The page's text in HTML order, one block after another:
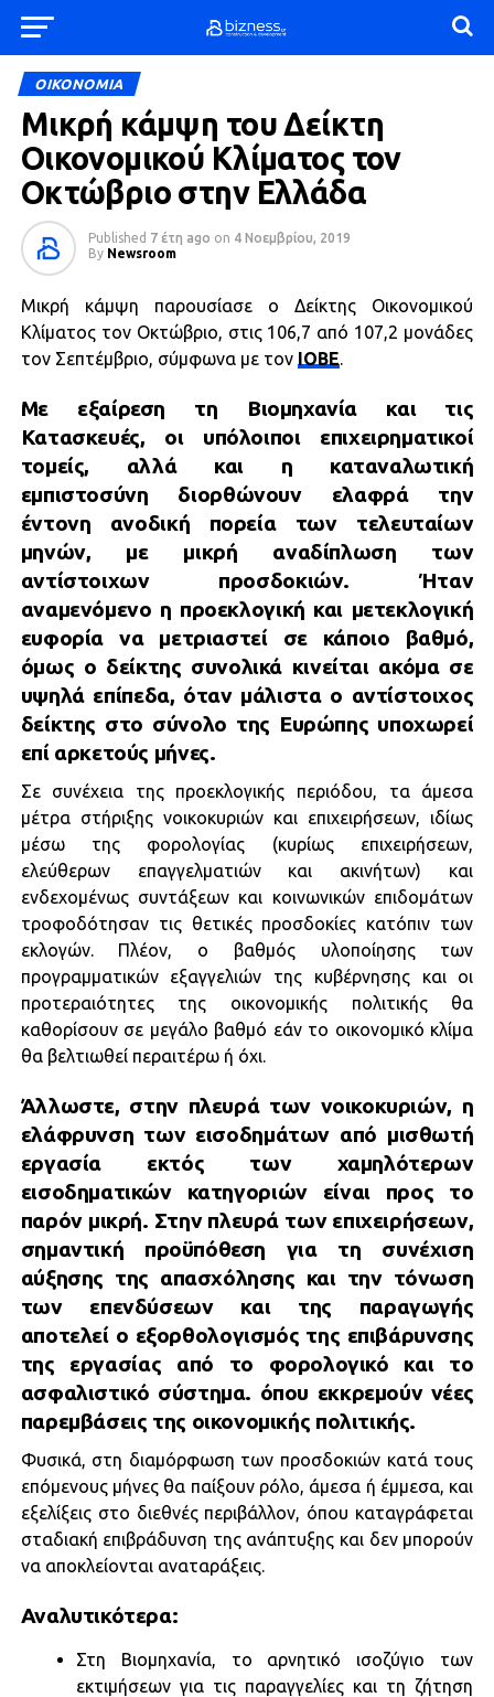
ΟΙΚΟΝΟΜΙΑ
Μικρή κάμψη του Δείκτη
Οικονομικού Κλίματος τον
Οκτώβριο στην Ελλάδα
Published 7 έτη ago on 4 Νοεμβρίου, 2019
By Newsroom
Μικρή κάμψη παρουσίασε ο Δείκτης Οικονομικού
Κλίματος τον Οκτώβριο, στις 106,7 από 107,2 μονάδες
τον Σεπτέμβριο, σύμφωνα με τον ΙΟΒΕ.
Με εξαίρεση τη Βιομηχανία και τις
Κατασκευές, οι υπόλοιποι επιχειρηματικοί
τομείς, αλλά και η καταναλωτική
εμπιστοσύνη διορθώνουν ελαφρά την
έντονη ανοδική πορεία των τελευταίων
μηνών, με μικρή αναδίπλωση των
αντίστοιχων προσδοκιών. Ήταν
αναμενόμενο η προεκλογική και μετεκλογική
ευφορία να μετριαστεί σε κάποιο βαθμό,
όμως ο δείκτης συνολικά κινείται ακόμα σε
υψηλά επίπεδα, όταν μάλιστα ο αντίστοιχος
δείκτης στο σύνολο της Ευρώπης υποχωρεί
επί αρκετούς μήνες.
Σε συνέχεια της προεκλογικής περιόδου, τα άμεσα
μέτρα στήριξης νοικοκυριών και επιχειρήσεων, ιδίως
μέσω της φορολογίας (κυρίως επιχειρήσεων,
ελεύθερων επαγγελματιών και ακινήτων) και
ενδεχομένως συντάξεων και κοινωνικών επιδομάτων
τροφοδότησαν τις θετικές προσδοκίες κατόπιν των
εκλογών. Πλέον, ο βαθμός υλοποίησης των
προγραμματικών εξαγγελιών της κυβέρνησης και οι
προτεραιότητες της οικονομικής πολιτικής θα
καθορίσουν σε μεγάλο βαθμό εάν το οικονομικό κλίμα
θα βελτιωθεί περαιτέρω ή όχι.
Άλλωστε, στην πλευρά των νοικοκυριών, η
ελάφρυνση των εισοδημάτων από μισθωτή
εργασία εκτός των χαμηλότερων
εισοδηματικών κατηγοριών είναι προς το
παρόν μικρή. Στην πλευρά των επιχειρήσεων,
σημαντική προϋπόθεση για τη συνέχιση
αύξησης της απασχόλησης και την τόνωση
των επενδύσεων και της παραγωγής
αποτελεί ο εξορθολογισμός της επιβάρυνσης
της εργασίας από το φορολογικό και το
ασφαλιστικό σύστημα. όπου εκκρεμούν νέες
παρεμβάσεις της οικονομικής πολιτικής.
Φυσικά, στη διαμόρφωση των προσδοκιών κατά τους
επόμενους μήνες θα παίξουν ρόλο, άμεσα ή έμμεσα, και
εξελίξεις στο διεθνές περιβάλλον, όπου καταγράφεται
σταδιακή επιβράδυνση της ανάπτυξης και δεν μπορούν
να αποκλείονται αναταράξεις.
Αναλυτικότερα:
Στη Βιομηχανία, το αρνητικό ισοζύγιο των
εκτιμήσεων για τις παραγγελίες και τη ζήτηση